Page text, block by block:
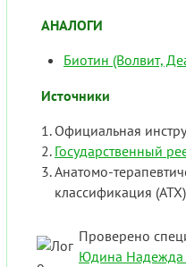
АНАЛОГИ
Биотин (Волвит,
Источники
Официальная
Государственный
Анатомо-
классификация (ATX)
Проверено
Юдина Надежда